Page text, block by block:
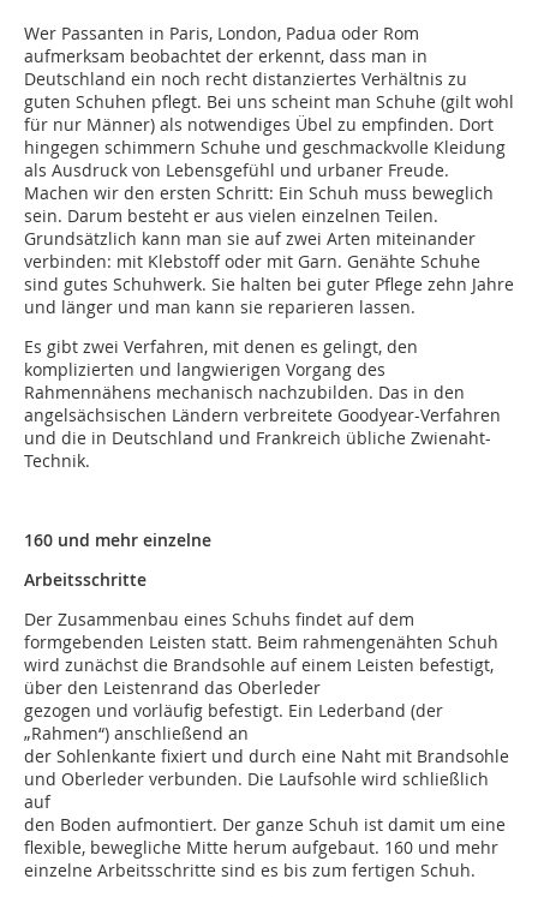
Wer Passanten in Paris, London, Padua oder Rom
aufmerksam beobachtet der erkennt, dass man in
Deutschland ein noch recht distanziertes Verhältnis zu
guten Schuhen pflegt. Bei uns scheint man Schuhe (gilt wohl
für nur Männer) als notwendiges Übel zu empfinden. Dort
hingegen schimmern Schuhe und geschmackvolle Kleidung
als Ausdruck von Lebensgefühl und urbaner Freude.
Machen wir den ersten Schritt: Ein Schuh muss beweglich
sein. Darum besteht er aus vielen einzelnen Teilen.
Grundsätzlich kann man sie auf zwei Arten miteinander
verbinden: mit Klebstoff oder mit Garn. Genähte Schuhe
sind gutes Schuhwerk. Sie halten bei guter Pflege zehn Jahre
und länger und man kann sie reparieren lassen.
Es gibt zwei Verfahren, mit denen es gelingt, den
komplizierten und langwierigen Vorgang des
Rahmennähens mechanisch nachzubilden. Das in den
angelsächsischen Ländern verbreitete Goodyear-Verfahren
und die in Deutschland und Frankreich übliche Zwienaht-
Technik.
160 und mehr einzelne
Arbeitsschritte
Der Zusammenbau eines Schuhs findet auf dem
formgebenden Leisten statt. Beim rahmengenähten Schuh
wird zunächst die Brandsohle auf einem Leisten befestigt,
über den Leistenrand das Oberleder
gezogen und vorläufig befestigt. Ein Lederband (der
„Rahmen“) anschließend an
der Sohlenkante fixiert und durch eine Naht mit Brandsohle
und Oberleder verbunden. Die Laufsohle wird schließlich
auf
den Boden aufmontiert. Der ganze Schuh ist damit um eine
flexible, bewegliche Mitte herum aufgebaut. 160 und mehr
einzelne Arbeitsschritte sind es bis zum fertigen Schuh.